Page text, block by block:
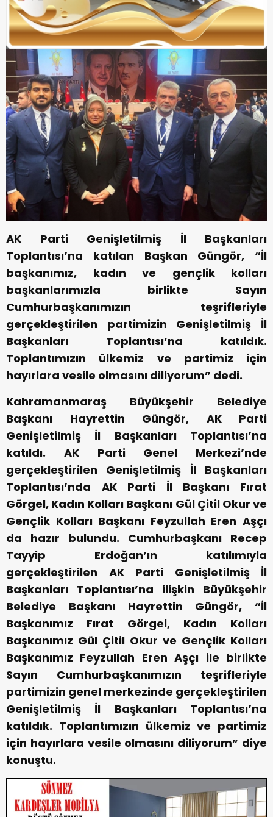
AK Parti Genişletilmiş İl Başkanları
Toplantısı’na katılan Başkan Güngör, “İl
başkanımız, kadın ve gençlik kolları
başkanlarımızla birlikte Sayın
Cumhurbaşkanımızın teşrifleriyle
gerçekleştirilen partimizin Genişletilmiş İl
Başkanları Toplantısı’na katıldık.
Toplantımızın ülkemiz ve partimiz için
hayırlara vesile olmasını diliyorum” dedi.
Kahramanmaraş Büyükşehir Belediye
Başkanı Hayrettin Güngör, AK Parti
Genişletilmiş İl Başkanları Toplantısı’na
katıldı. AK Parti Genel Merkezi’nde
gerçekleştirilen Genişletilmiş İl Başkanları
Toplantısı’nda AK Parti İl Başkanı Fırat
Görgel, Kadın Kolları Başkanı Gül Çitil Okur ve
Gençlik Kolları Başkanı Feyzullah Eren Aşçı
da hazır bulundu. Cumhurbaşkanı Recep
Tayyip Erdoğan’ın katılımıyla
gerçekleştirilen AK Parti Genişletilmiş İl
Başkanları Toplantısı’na ilişkin Büyükşehir
Belediye Başkanı Hayrettin Güngör, “İl
Başkanımız Fırat Görgel, Kadın Kolları
Başkanımız Gül Çitil Okur ve Gençlik Kolları
Başkanımız Feyzullah Eren Aşçı ile birlikte
Sayın Cumhurbaşkanımızın teşrifleriyle
partimizin genel merkezinde gerçekleştirilen
Genişletilmiş İl Başkanları Toplantısı’na
katıldık. Toplantımızın ülkemiz ve partimiz
için hayırlara vesile olmasını diliyorum” diye
konuştu.